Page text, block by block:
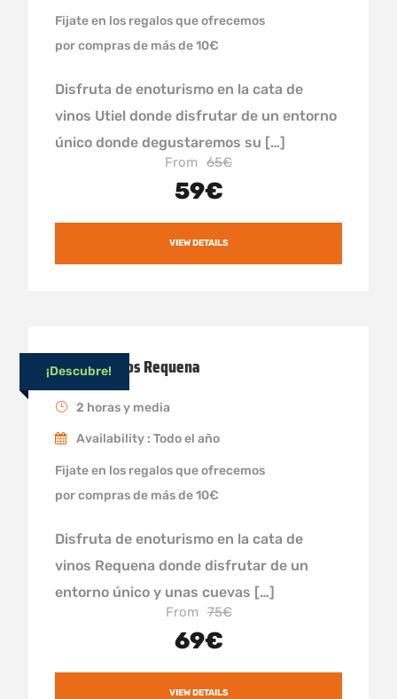
Fijate en los regalos que ofrecemos
por compras de más de 10€
Disfruta de enoturismo en la cata de
vinos Utiel donde disfrutar de un entorno
único donde degustaremos su […]
From 65€
59€
VIEW DETAILS
¡Descubre!
Cata de vinos Requena
2 horas y media
Availability : Todo el año
Fijate en los regalos que ofrecemos
por compras de más de 10€
Disfruta de enoturismo en la cata de
vinos Requena donde disfrutar de un
entorno único y unas cuevas […]
From 75€
69€
VIEW DETAILS